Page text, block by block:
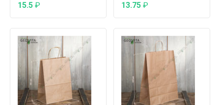
15.5 ₽ 13.75 ₽